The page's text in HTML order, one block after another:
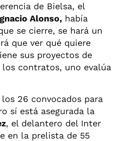
de Bielsa, el
Alonso, había
se cierre, se hará un
que ver qué quiere
sus proyectos de
contratos, uno evalúa
26 convocados para
sí está asegurada la
, el delantero del Inter
en la prelista de 55